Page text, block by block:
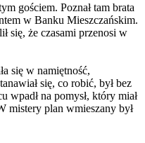
gościem. Poznał tam brata
w Banku Mieszczańskim.
się, że czasami przenosi w
się w namiętność,
się, co robić, był bez
wpadł na pomysł, który miał
mistery plan wmieszany był